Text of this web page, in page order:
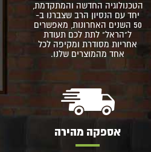
הטכנולוגיה החדשה והמתקדמת,
יחד עם הנסיון הרב שצברנו ב-
50 השנים האחרונות, מאפשרים
ל"הראל" לתת לכם תעודת
אחריות מסודרת ומקיפה לכל
אחד מהמוצרים שלנו.
אספקה מהירה